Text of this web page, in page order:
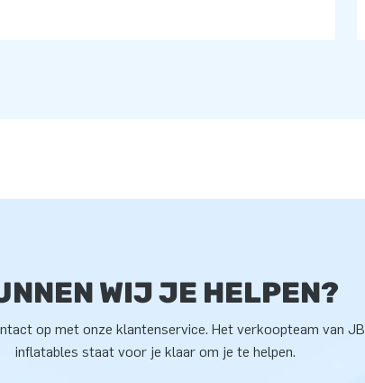
WIJ JE HELPEN?
op met onze klantenservice. Het verkoopteam van JB
inflatables staat voor je klaar om je te helpen.